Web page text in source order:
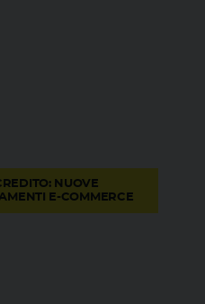
NUOVE
E-COMMERCE